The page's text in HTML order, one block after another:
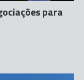
para